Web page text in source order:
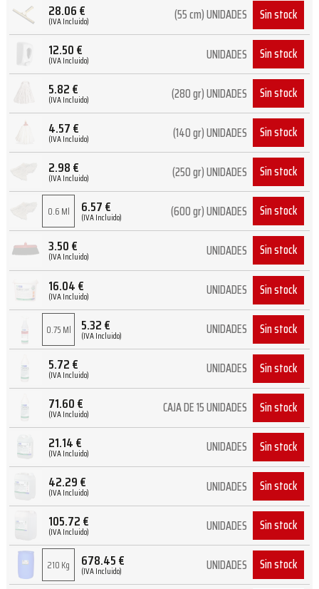
28.06€
(IVA Incluido) (55 cm) UNIDADES Sin stock
12.50€
(IVA Incluido) UNIDADES Sin stock
5.82€
(IVA Incluido) (280 gr) UNIDADES Sin stock
4.57€
(IVA Incluido) (140 gr) UNIDADES Sin stock
2.98€
(IVA Incluido) (250 gr) UNIDADES Sin stock
0.6 Ml 6.57€
(IVA Incluido) (600 gr) UNIDADES Sin stock
3.50€
(IVA Incluido) UNIDADES Sin stock
16.04€
(IVA Incluido) UNIDADES Sin stock
0.75 Ml 5.32€
(IVA Incluido) UNIDADES Sin stock
5.72€
(IVA Incluido) UNIDADES Sin stock
71.60€
(IVA Incluido) CAJA DE 15 UNIDADES Sin stock
21.14€
(IVA Incluido) UNIDADES Sin stock
42.29€
(IVA Incluido) UNIDADES Sin stock
105.72€
(IVA Incluido) UNIDADES Sin stock
210 Kg 678.45€
(IVA Incluido) UNIDADES Sin stock